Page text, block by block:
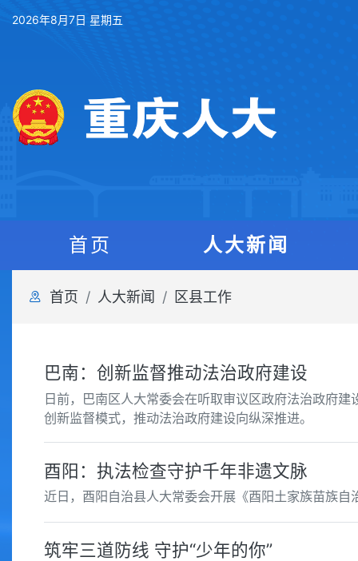
2026年8月7日 星期五
首页 人大新闻
首页 人大新闻 区县工作
巴南：创新监督推动法治政府建设
日前，巴南区人大常委会在听取审议区政府法治政府
创新监督模式，推动法治政府建设向纵深推进。
酉阳：执法检查守护千年非遗文脉
近日，酉阳自治县人大常委会开展《酉阳土家族苗族
筑牢三道防线 守护“少年的你”